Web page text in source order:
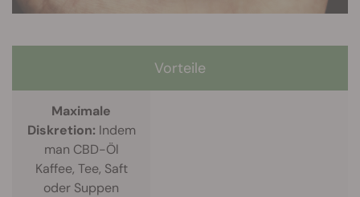
Vorteile
Maximale
Diskretion: Indem
man CBD-Öl
Kaffee, Tee, Saft
oder Suppen